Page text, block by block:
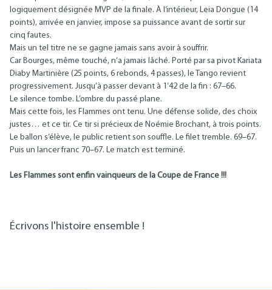
logiquement désignée MVP de la finale. À l’intérieur, Leia Dongue (14
points), arrivée en janvier, impose sa puissance avant de sortir sur
cinq fautes.
Mais un tel titre ne se gagne jamais sans avoir à souffrir.
Car Bourges, même touché, n’a jamais lâché. Porté par sa pivot Kariata
Diaby Martinière (25 points, 6 rebonds, 4 passes), le Tango revient
progressivement. Jusqu’à passer devant à 1’42 de la fin : 67–66.
Le silence tombe. L’ombre du passé plane.
Mais cette fois, les Flammes ont tenu. Une défense solide, des choix
justes… et ce tir. Ce tir si précieux de Noémie Brochant, à trois points.
Le ballon s’élève, le public retient son souffle. Le filet tremble. 69–67.
Puis un lancer franc 70–67. Le match est terminé.
Les Flammes sont enfin vainqueurs de la Coupe de France !!!
Écrivons l'histoire ensemble !